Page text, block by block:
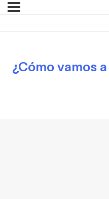
¿Cómo vamos